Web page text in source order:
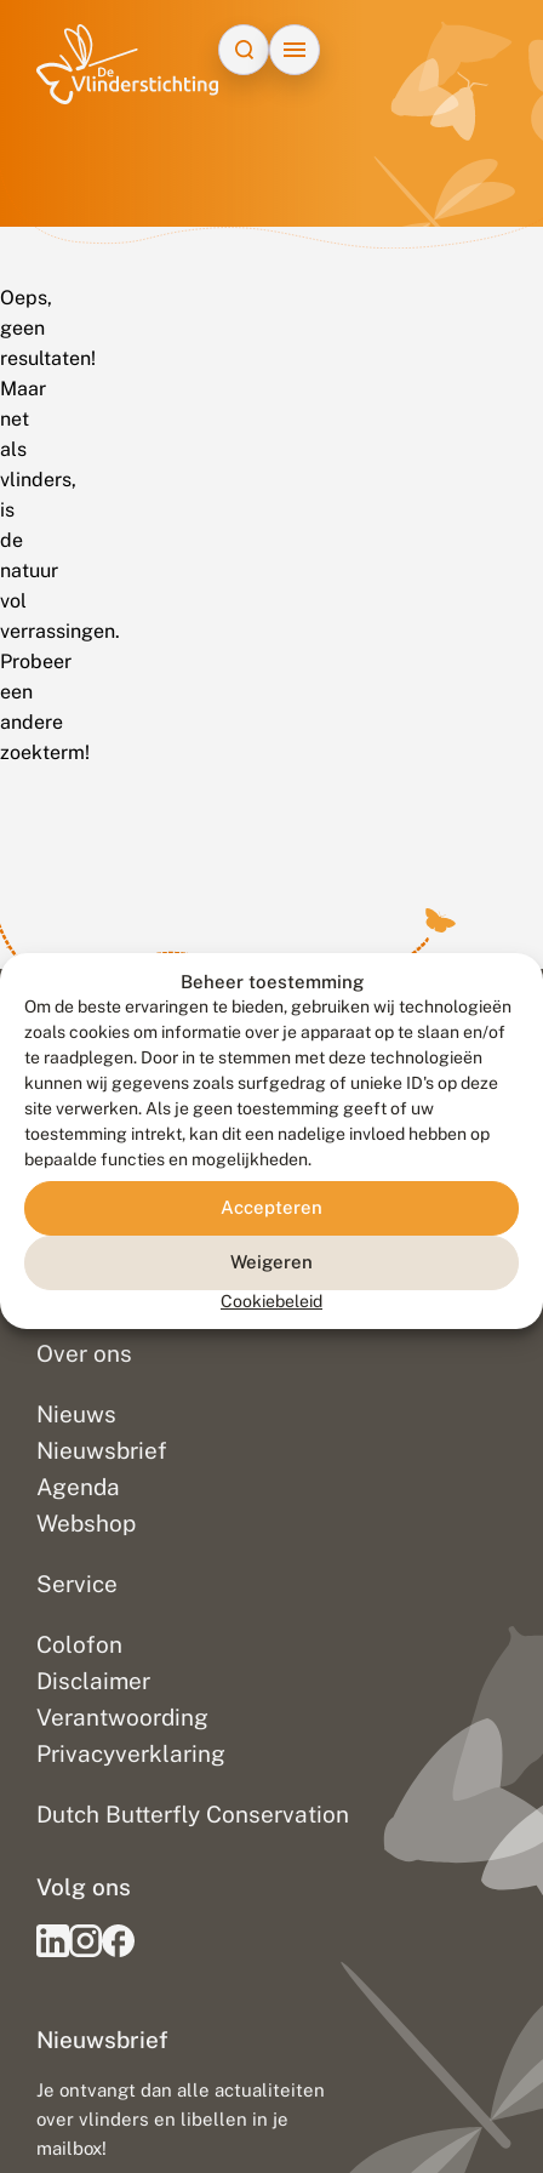
Beheer toestemming
Om de beste ervaringen te bieden, gebruiken wij technologieën
zoals cookies om informatie over je apparaat op te slaan en/of
te raadplegen. Door in te stemmen met deze technologieën
kunnen wij gegevens zoals surfgedrag of unieke ID's op deze
site verwerken. Als je geen toestemming geeft of uw
toestemming intrekt, kan dit een nadelige invloed hebben op
bepaalde functies en mogelijkheden.
Accepteren
Weigeren
Cookiebeleid
Oeps,
geen
resultaten!
Maar
net
als
vlinders,
is
de
natuur
vol
verrassingen.
Probeer
een
andere
zoekterm!
Contact
Veelgestelde vragen
Doneer
Over ons
Nieuws
Nieuwsbrief
Agenda
Webshop
Service
Colofon
Disclaimer
Verantwoording
Privacyverklaring
Dutch Butterfly Conservation
Nieuwsbrief
Je ontvangt dan alle actualiteiten
over vlinders en libellen in je
mailbox!
Volg ons
Meld waarnemingen© 2026 Vlinderstichting
Duurzaam ontwikkeld door
Go2People
, ontworpen door
Blue Field Agency
Privacy
Disclaimer
Sitemap